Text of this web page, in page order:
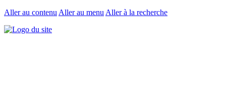
Aller au contenu Aller au menu Aller à la recherche